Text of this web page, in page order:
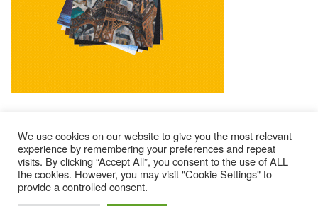
Impressum Kontakt
Alle Ausgaben Lesen
POLY Abonnieren
We use cookies on our website to give you the most relevant
experience by remembering your preferences and repeat
visits. By clicking “Accept All”, you consent to the use of ALL
the cookies. However, you may visit "Cookie Settings" to
provide a controlled consent.